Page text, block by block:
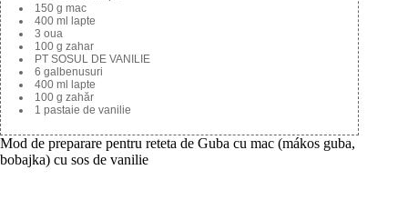
150 g mac
400 ml lapte
3 oua
100 g zahar
PT SOSUL DE VANILIE
6 galbenusuri
400 ml lapte
100 g zahăr
1 pastaie de vanilie
Mod de preparare pentru reteta de Guba cu mac (mákos guba,
bobajka) cu sos de vanilie